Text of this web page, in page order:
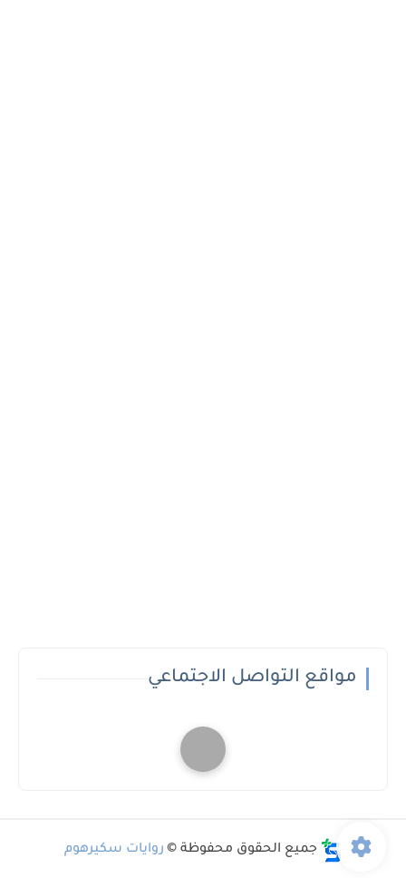
مواقع التواصل الاجتماعي
جميع الحقوق محفوظة © روايات سكيرهوم